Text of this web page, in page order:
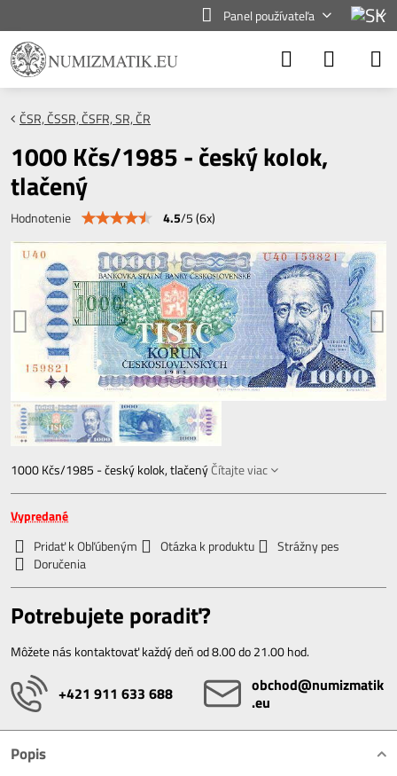
Panel používateľa
ČSR, ČSSR, ČSFR, SR, ČR
1000 Kčs/1985 - český kolok,
tlačený
Hodnotenie 4.5/5(6x)
1000 Kčs/1985 - český kolok, tlačenýČítajte viac
Vypredané
Pridať k Obľúbeným
Otázka k produktu
Strážny pes
Doručenia
Potrebujete poradiť?
Môžete nás kontaktovať každý deň od 8.00 do 21.00 hod.
+421 911 633 688
obchod​@numizmatik​
.eu
Popis